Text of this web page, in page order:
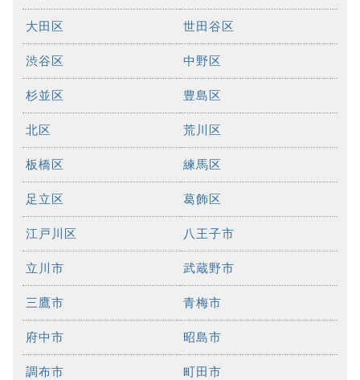
大田区 世田谷区
渋谷区 中野区
杉並区 豊島区
北区 荒川区
板橋区 練馬区
足立区 葛飾区
江戸川区 八王子市
立川市 武蔵野市
三鷹市 青梅市
府中市 昭島市
調布市 町田市